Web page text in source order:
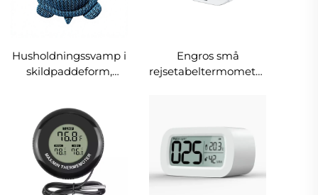
Husholdningssvamp i
skildpaddeform,
miljøvenlig
superabsorberende
filtreringsbold til hot
tub, spa,
swimmingpool og
Engros små
rejsetabeltermometer